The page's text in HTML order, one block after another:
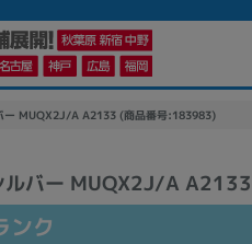
ー MUQX2J/A A2133 (商品番号:183983)
ルバー MUQX2J/A A2133
ンク
る